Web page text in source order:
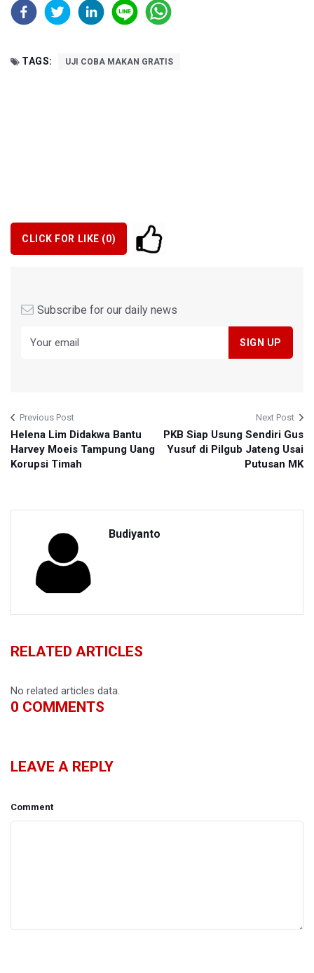
TAGS: UJI COBA MAKAN GRATIS
CLICK FOR LIKE (0)
Subscribe for our daily news
Previous Post
Helena Lim Didakwa Bantu
Harvey Moeis Tampung Uang
Korupsi Timah
Next Post
PKB Siap Usung Sendiri Gus
Yusuf di Pilgub Jateng Usai
Putusan MK
Budiyanto
RELATED ARTICLES
No related articles data.
0 COMMENTS
LEAVE A REPLY
Comment